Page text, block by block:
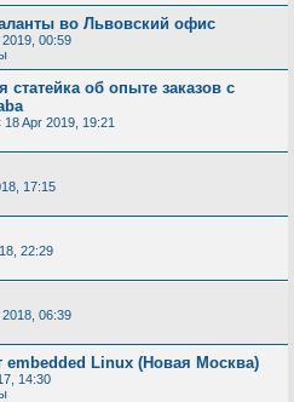
во Львовский офис
00:59
об опыте заказов с
18 Apr 2019, 19:21
17:15
22:29
06:39
embedded Linux (Новая Москва)
14:30